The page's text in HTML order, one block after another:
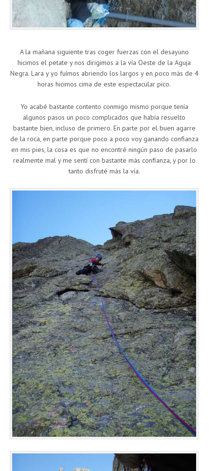
A la mañana siguiente tras coger fuerzas con el desayuno
hicimos el petate y nos dirigimos a la vía Oeste de la Aguja
Negra. Lara y yo fuímos abriendo los largos y en poco más de 4
horas hicimos cima de este espectacular pico.
Yo acabé bastante contento conmigo mismo porque tenía
algunos pasos un poco complicados que había resuelto
bastante bien, incluso de primero. En parte por el buen agarre
de la roca, en parte porque poco a poco voy ganando confianza
en mis pies, la cosa es que no encontré ningún paso de pasarlo
realmente mal y me sentí con bastante más confianza, y por lo
tanto disfruté más la vía.